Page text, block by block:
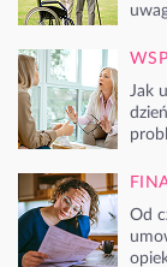
Jak
Od